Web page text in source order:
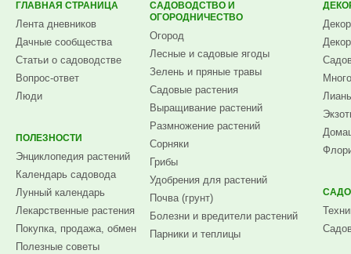
ГЛАВНАЯ СТРАНИЦА
Лента дневников
Дачные сообщества
Статьи о садоводстве
Вопрос-ответ
Люди
ПОЛЕЗНОСТИ
Энциклопедия растений
Календарь садовода
Лунный календарь
Лекарственные растения
Покупка, продажа, обмен
Полезные советы
САДОВОДСТВО И
ОГОРОДНИЧЕСТВО
Огород
Лесные и садовые ягоды
Зелень и пряные травы
Садовые растения
Выращивание растений
Размножение растений
Сорняки
Грибы
Удобрения для растений
Почва (грунт)
Болезни и вредители растений
Парники и теплицы